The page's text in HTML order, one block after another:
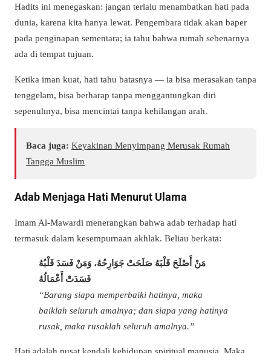
Hadits ini menegaskan: jangan terlalu menambatkan hati pada
dunia, karena kita hanya lewat. Pengembara tidak akan baper
pada penginapan sementara; ia tahu bahwa rumah sebenarnya
ada di tempat tujuan.
Ketika iman kuat, hati tahu batasnya — ia bisa merasakan tanpa
tenggelam, bisa berharap tanpa menggantungkan diri
sepenuhnya, bisa mencintai tanpa kehilangan arah.
Baca juga: Keyakinan Menyimpang Merusak Rumah
Tangga Muslim
Adab Menjaga Hati Menurut Ulama
Imam Al-Mawardi menerangkan bahwa adab terhadap hati
termasuk dalam kesempurnaan akhlak. Beliau berkata:
مَنْ أَصْلَحَ قَلْبَهُ صَلَحَتْ جَوَارِحُهُ، وَمَنْ فَسَدَ قَلْبُهُ
فَسَدَتْ أَعْمَالُهُ
“Barang siapa memperbaiki hatinya, maka
baiklah seluruh amalnya; dan siapa yang hatinya
rusak, maka rusaklah seluruh amalnya.”